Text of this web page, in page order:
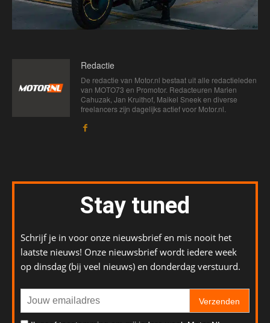
Redactie
De redactie van Motor.nl bestaat uit alle redactieleden
van MOTO73 en Promotor. Redacteuren Marien
Cahuzak, Jan Kruithof, Maikel Sneek en diverse
freelancers zijn dagelijks actief voor Motor.nl.
Stay tuned
Schrijf je in voor onze nieuwsbrief en mis nooit het
laatste nieuws! Onze nieuwsbrief wordt iedere week
op dinsdag (bij veel nieuws) en donderdag verstuurd.
Verzenden